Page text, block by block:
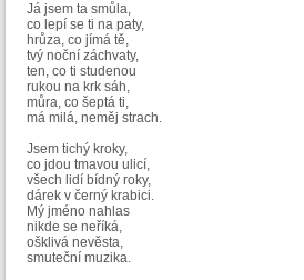
Já jsem ta smůla,
co lepí se ti na paty,
hrůza, co jímá tě,
tvý noční záchvaty,
ten, co ti studenou
rukou na krk sáh,
můra, co šeptá ti,
má milá, neměj strach.
Jsem tichý kroky,
co jdou tmavou ulicí,
všech lidí bídný roky,
dárek v černý krabici.
Mý jméno nahlas
nikde se neříká,
ošklivá nevěsta,
smuteční muzika.